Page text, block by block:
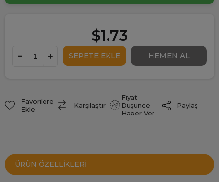
$1.73
Favorilere
Ekle
Karşılaştır
Fiyat
Düşünce
Haber Ver
Paylaş
ÜRÜN ÖZELLIKLERI